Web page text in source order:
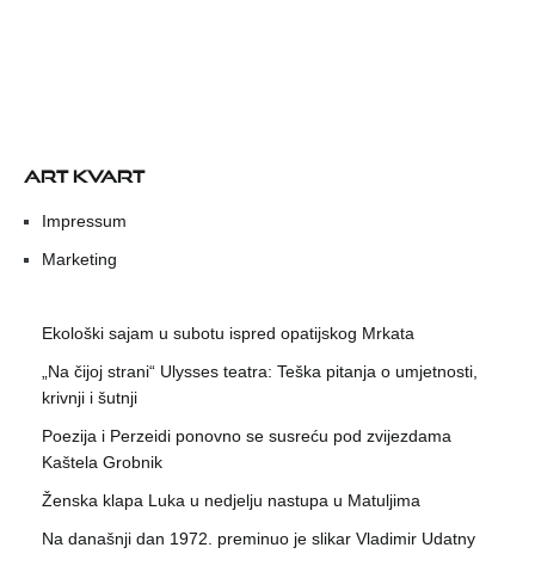
ART KVART
Impressum
Marketing
Ekološki sajam u subotu ispred opatijskog Mrkata
„Na čijoj strani“ Ulysses teatra: Teška pitanja o umjetnosti,
krivnji i šutnji
Poezija i Perzeidi ponovno se susreću pod zvijezdama
Kaštela Grobnik
Ženska klapa Luka u nedjelju nastupa u Matuljima
Na današnji dan 1972. preminuo je slikar Vladimir Udatny